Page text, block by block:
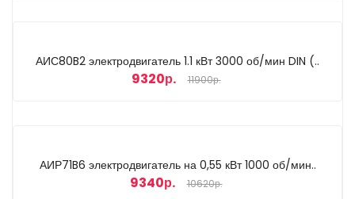
АИС80B2 электродвигатель 1.1 кВт 3000 об/мин DIN (..
9320р. 11900р.
АИР71B6 электродвигатель на 0,55 кВт 1000 об/мин..
9340р. 10620р.